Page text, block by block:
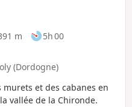
:
avec
m
5h 00
(Dordogne)
et des cabanes en
vallée de la Chironde.